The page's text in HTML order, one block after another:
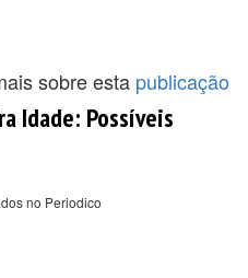
sobre esta publicação
Idade: Possíveis
no Periodico